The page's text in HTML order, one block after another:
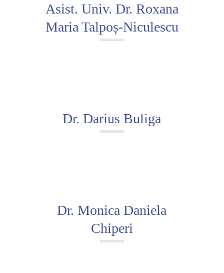
Asist. Univ. Dr. Roxana
Maria Talpoș-Niculescu
Dr. Darius Buliga
Dr. Monica Daniela
Chiperi